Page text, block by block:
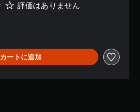
評価はありません
カートに追加